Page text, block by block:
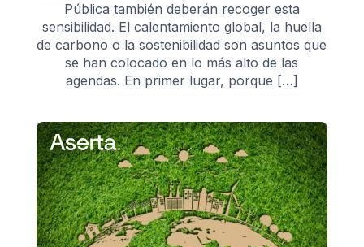
Pública también deberán recoger esta
sensibilidad. El calentamiento global, la huella
de carbono o la sostenibilidad son asuntos que
se han colocado en lo más alto de las
agendas. En primer lugar, porque […]